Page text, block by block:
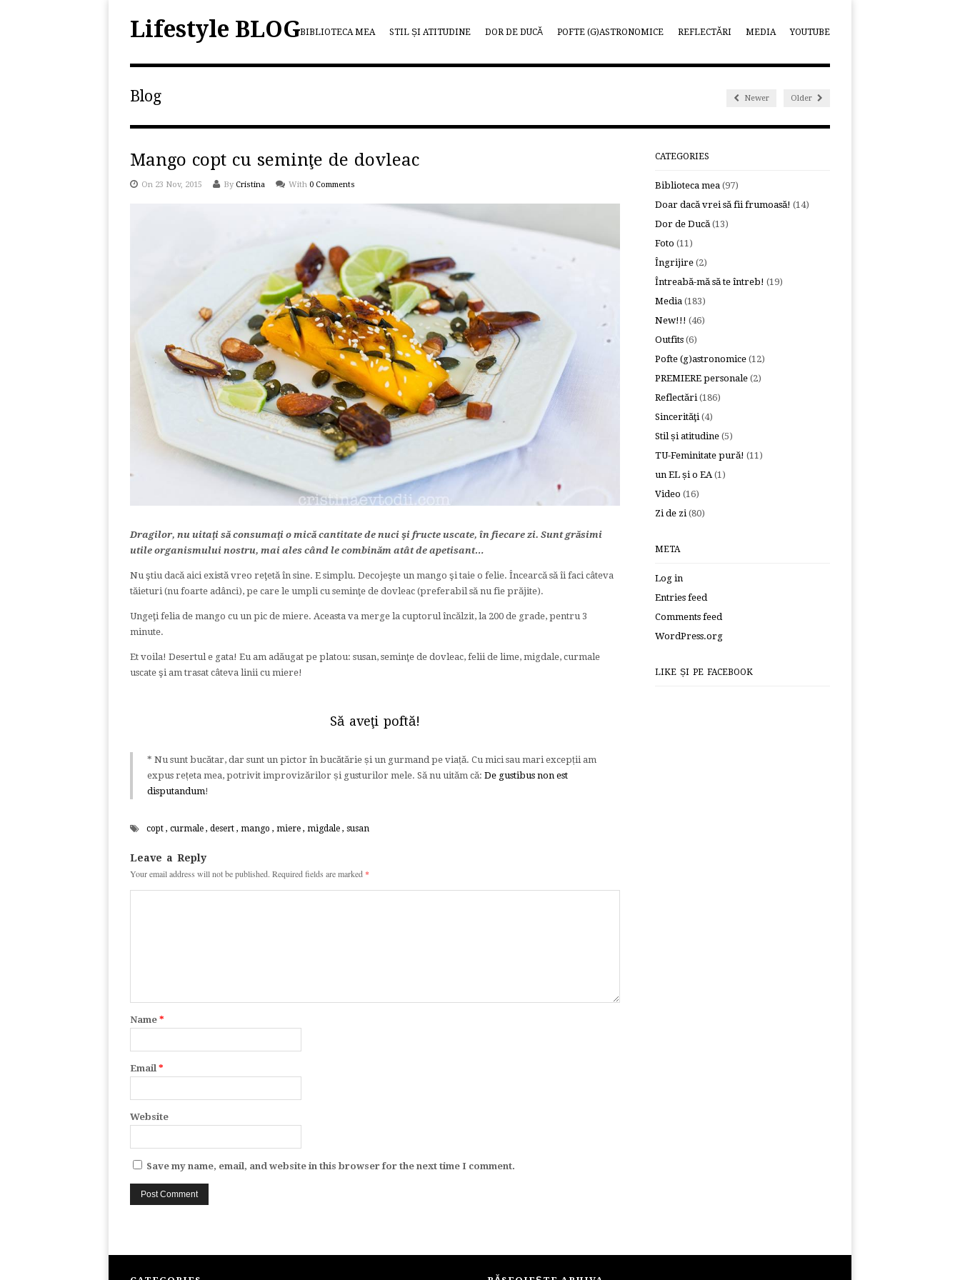
BIBLIOTECA MEA STIL ȘI ATITUDINE DOR DE DUCĂ POFTE (G)ASTRONOMICE REFLECTĂRI MEDIA YOUTUBE
Lifestyle BLOG
Blog Newer Older
Mango copt cu seminţe de dovleac
On 23 Nov, 2015 By Cristina With 0 Comments
Dragilor, nu uitaţi să consumaţi o mică cantitate de nuci şi fructe uscate, în fiecare zi. Sunt grăsimi
utile organismului nostru, mai ales când le combinăm atât de apetisant…
Nu ştiu dacă aici există vreo reţetă în sine. E simplu. Decojeşte un mango şi taie o felie. Încearcă să îi faci câteva
tăieturi (nu foarte adânci), pe care le umpli cu seminţe de dovleac (preferabil să nu fie prăjite).
Ungeţi felia de mango cu un pic de miere. Aceasta va merge la cuptorul încălzit, la 200 de grade, pentru 3
minute.
Et voila! Desertul e gata! Eu am adăugat pe platou: susan, seminţe de dovleac, felii de lime, migdale, curmale
uscate şi am trasat câteva linii cu miere!
Să aveţi poftă!
* Nu sunt bucătar, dar sunt un pictor în bucătărie și un gurmand pe viață. Cu mici sau mari excepții am
expus rețeta mea, potrivit improvizărilor și gusturilor mele. Să nu uităm că: De gustibus non est
disputandum!
copt , curmale , desert , mango , miere , migdale , susan
Leave a Reply
Your email address will not be published. Required fields are marked *
Name *
Email *
Website
Save my name, email, and website in this browser for the next time I comment.
CATEGORIES
Biblioteca mea (97)
Doar dacă vrei să fii frumoasă! (14)
Dor de Ducă(13)
Foto (11)
Îngrijire (2)
Întreabă-mă să te întreb! (19)
Media (183)
New!!! (46)
Outfits (6)
Pofte (g)astronomice (12)
PREMIERE personale (2)
Reflectări(186)
Sincerităţi(4)
Stil și atitudine (5)
TU-Feminitate pură! (11)
un EL și o EA(1)
Video (16)
Zi de zi(80)
META
Log in
Entries feed
Comments feed
WordPress.org
LIKE ȘI PE FACEBOOK